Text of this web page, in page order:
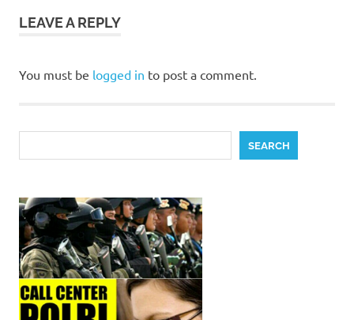
LEAVE A REPLY
You must be logged in to post a comment.
SEARCH